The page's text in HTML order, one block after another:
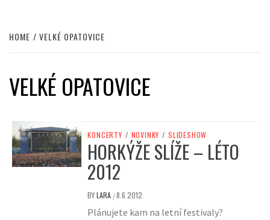
HOME VELKÉ OPATOVICE
VELKÉ OPATOVICE
KONCERTY / NOVINKY / SLIDESHOW
HORKÝŽE SLÍŽE – LÉTO
2012
BYLARA /8.6.2012
Plánujete kam na letní festivaly?